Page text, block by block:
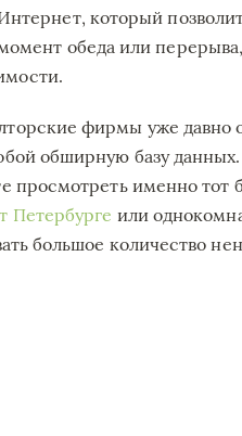
который
обеда или
фирмы уже давно
обширную базу данных.
просмотреть именно тот
Петербурге или
большое количество